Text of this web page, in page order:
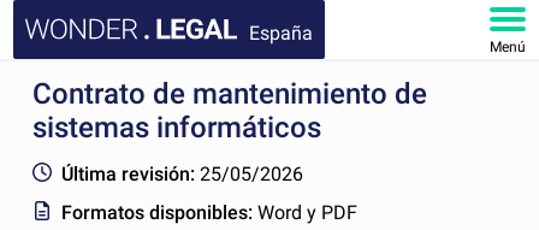
España
Menú
INICIO
FAQ
Contrato de mantenimiento de
sistemas informáticos
Última revisión: 25/05/2026
Formatos disponibles:Word y PDF